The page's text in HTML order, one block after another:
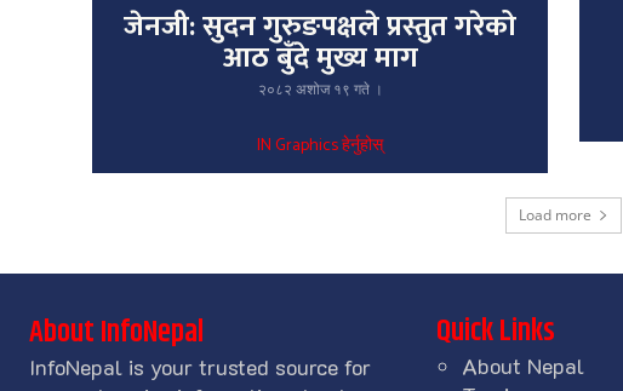
जेनजी: सुदन गुरुङपक्षले प्रस्तुत गरेको
आठ बुँदे मुख्य माग
२०८२ अशोज १९ गते ।
IN Graphics हेर्नुहोस्
Load more
About InfoNepal
InfoNepal is your trusted source for
Quick Links
About Nepal